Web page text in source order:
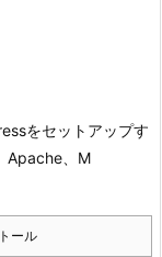
をセットアップす
Apache、M
ール